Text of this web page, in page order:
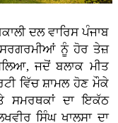
ਦਲ ਵਾਰਿਸ ਪੰਜਾਬ
ਸਰਗਰਮੀਆਂ ਨੂੰ ਹੋਰ ਤੇਜ਼
ਜਦੋਂ ਬਲਾਕ ਮੀਤ
ਵਿੱਚ ਸ਼ਾਮਲ ਹੋਣ ਮੌਕੇ
ਸਮਰਥਕਾਂ ਦਾ ਇਕੱਠ
ਸਿੰਘ ਖਾਲਸਾ ਦਾ